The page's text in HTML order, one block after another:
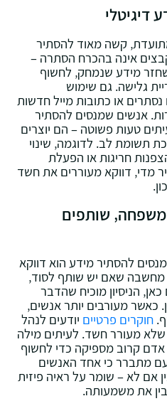
דיגיטלי
קשה מאוד להסתיר
אינה בהכרח הסתרה –
מידע שנמחק‚ לחשוף
גלישה. גם שימוש
או כתובות מייל חדשות
אנשים שמנסים להסתיר
טעות פשוטה – הם יוצרים
תשומת לב. לדוגמה‚ שינוי
חריגות או הפעלת
מדי‚ דווקא מעוררים את חשד
שותפים
להסתיר מידע הוא דווקא
שאם יש שותף לסוד‚
הניסיון מוכיח שהדבר
מעורבים יותר אנשים‚
חוקרים פרטיים יודעים לנהל
שלא מעורר חשד. לעיתים מילה
קרוב מספיקה כדי לחשוף
מתברר כי אחד האנשים
אם לא – שומר על ראיה פיזית
את משמעותה.